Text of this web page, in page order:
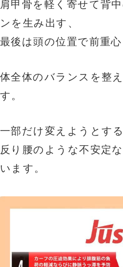
肩甲骨を軽く寄せて背
ンを生み出す、
最後は頭の位置で前重心
体全体のバランスを整
す。
一部だけ変えようとする
反り腰のような不安定
います。